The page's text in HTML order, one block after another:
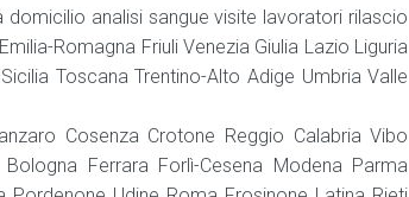
analisi sangue visite lavoratori rilascio
Romagna Friuli Venezia Giulia Lazio Liguria
Toscana Trentino-Alto Adige Umbria Valle
Cosenza Crotone Reggio Calabria Vibo
Ferrara Forlì-Cesena Modena Parma